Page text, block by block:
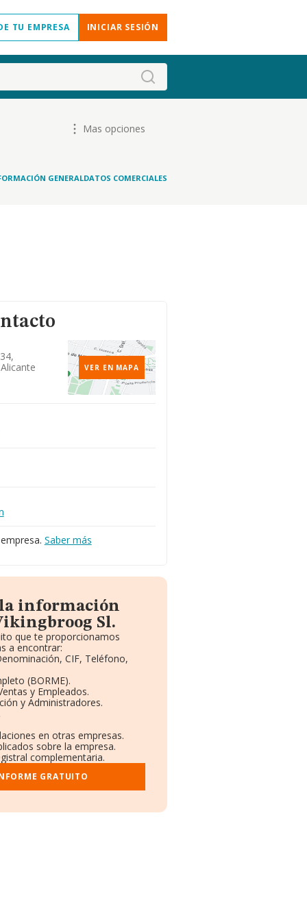
TU EMPRESA INICIAR SESIÓN
Mas opciones
GENERALDATOS COMERCIALES
VER EN MAPA
Saber más
la información
Sl.
que te proporcionamos
a encontrar:
CIF, Teléfono,
(BORME).
y Empleados.
y Administradores.
en otras empresas.
sobre la empresa.
complementaria.
GRATUITO